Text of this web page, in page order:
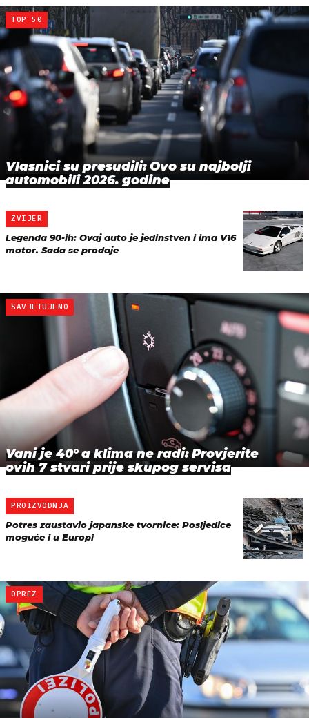
TOP 50
Vlasnici su presudili: Ovo su najbolji
automobili 2026. godine
ZVIJER
Legenda 90-ih: Ovaj auto je jedinstven i ima V16
motor. Sada se prodaje
SAVJETUJEMO
Vani je 40° a klima ne radi: Provjerite
ovih 7 stvari prije skupog servisa
PROIZVODNJA
Potres zaustavio japanske tvornice: Posljedice
moguće i u Europi
OPREZ